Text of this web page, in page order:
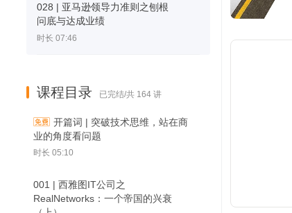
028 | 亚马逊领导力准则之刨根
问底与达成业绩
时长 07:46
课程目录 已完结/共 164 讲
开篇词 | 突破技术思维，站在商
业的角度看问题
时长 05:10
001 | 西雅图IT公司之
RealNetworks：一个帝国的兴衰